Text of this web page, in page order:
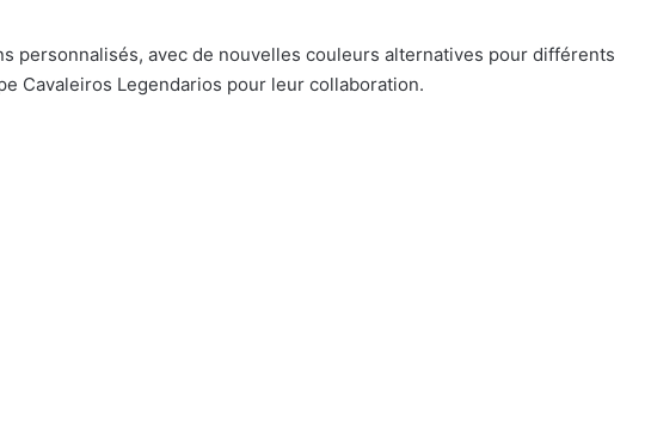
personnalisés, avec de nouvelles couleurs alternatives pour différents
Cavaleiros Legendarios pour leur collaboration.